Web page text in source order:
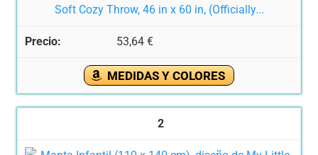
Soft Cozy Throw, 46 in x 60 in, (Officially...
53,64 €
MEDIDAS Y COLORES
2